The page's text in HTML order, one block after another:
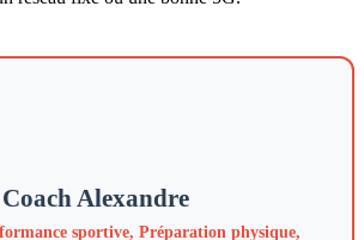
Coach Alexandre
sportive, Préparation physique,